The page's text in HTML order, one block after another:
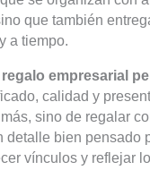
que también
a tiempo.
regalo empresarial
calidad y
sino de regalar
detalle bien pensado
vínculos y reflejar